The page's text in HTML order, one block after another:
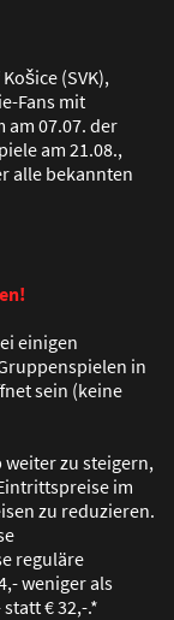
(SVK),
Fans mit
am 07.07. der
am 21.08.,
alle bekannten
einigen
in
sein (keine
zu steigern,
im
zu reduzieren.
reguläre
weniger als
€ 32,-.*